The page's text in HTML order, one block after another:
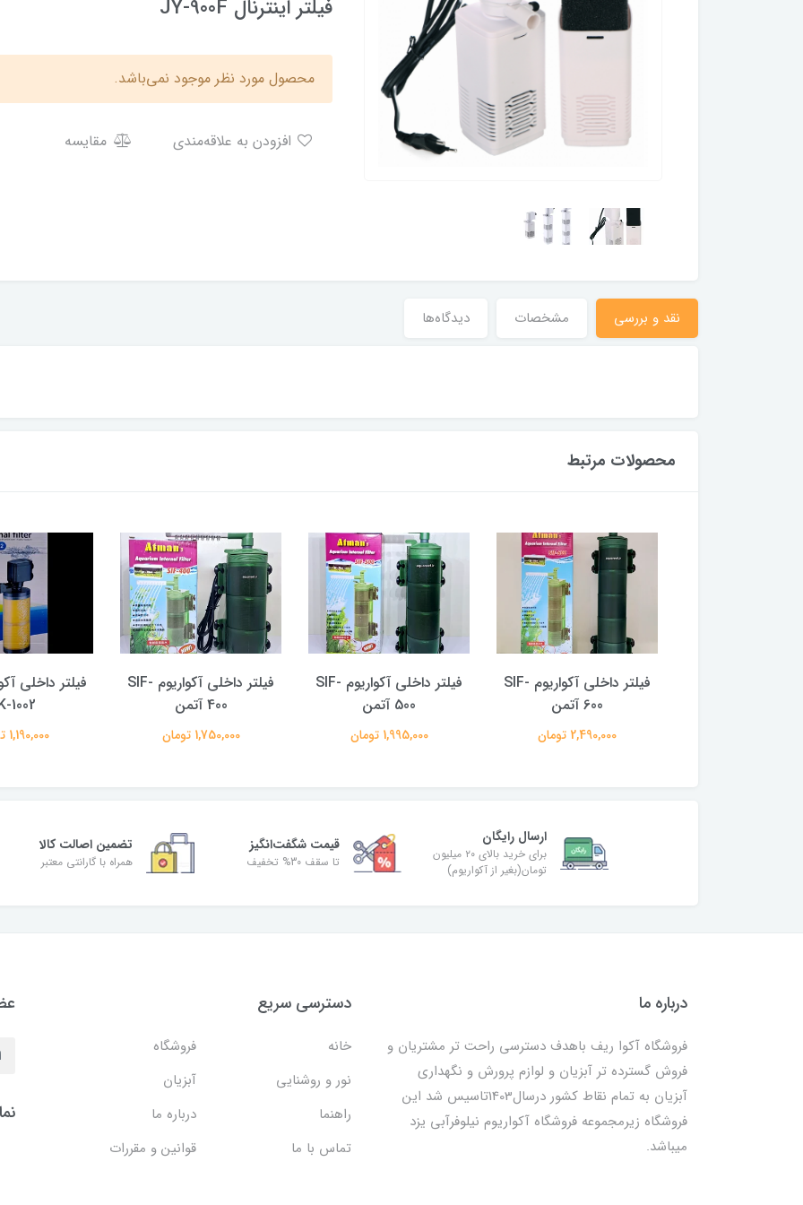
فیلتر اینترنال JY-900F
محصول مورد نظر موجود نمی‌باشد.
مقایسه
نقد و بررسی مشخصات دیدگاه‌ها
محصولات مرتبط
فیلتر داخلی آکواریوم SIF-
600 آتمن
2,490,000 تومان
فیلتر داخلی آکواریوم SIF-
500 آتمن
1,995,000 تومان
فیلتر داخلی آکواریوم SIF-
400 آتمن
1,750,000 تومان
فیلتر داخلی
1002
1,190,000 تومان
ارسال رایگان
برای خرید بالای ۲۰ میلیون
تومان(بغیر از آکواریوم)
قیمت شگفت‌انگیز
تا سقف 30% تخفیف
تضمین اصالت کالا
همراه با گارانتی معتبر
درباره ما
فروشگاه آکوا ریف باهدف دسترسی راحت تر مشتریان و
فروش گسترده تر آبزیان و لوازم پرورش و نگهداری
آبزیان به تمام نقاط کشور درسال1403تاسیس شد این
فروشگاه زیرمجموعه فروشگاه آکواریوم نیلوفرآبی یزد
میباشد.
دسترسی سریع
خانه
فروشگاه
نور و روشنایی
آبزیان
راهنما
درباره ما
تماس با ما
قوانین و مقررات